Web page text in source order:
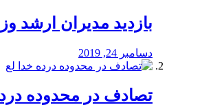
بازدید مدیران ارشد
دسامبر 24, 2019
تصادف در محدوده